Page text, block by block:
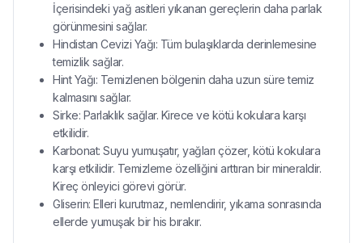
İçerisindeki yağ asitleri yıkanan gereçlerin daha parlak
görünmesini sağlar.
Hindistan Cevizi Yağı: Tüm bulaşıklarda derinlemesine
temizlik sağlar.
Hint Yağı: Temizlenen bölgenin daha uzun süre temiz
kalmasını sağlar.
Sirke: Parlaklık sağlar. Kirece ve kötü kokulara karşı
etkilidir.
Karbonat: Suyu yumuşatır, yağları çözer, kötü kokulara
karşı etkilidir. Temizleme özelliğini arttıran bir mineraldir.
Kireç önleyici görevi görür.
Gliserin: Elleri kurutmaz, nemlendirir, yıkama sonrasında
ellerde yumuşak bir his bırakır.